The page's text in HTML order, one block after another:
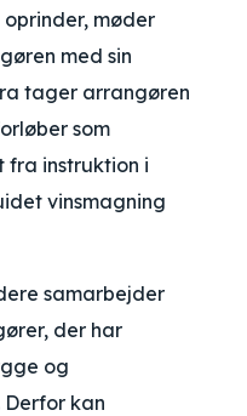
møder
med sin
tager arrangøren
som
instruktion i
vinsmagning
samarbejder
der har
og
kan